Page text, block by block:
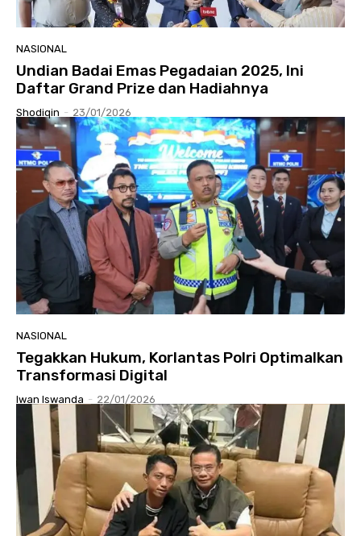
NASIONAL
Undian Badai Emas Pegadaian 2025, Ini
Daftar Grand Prize dan Hadiahnya
Shodiqin - 23/01/2026
NASIONAL
Tegakkan Hukum, Korlantas Polri Optimalkan
Transformasi Digital
Iwan Iswanda - 22/01/2026